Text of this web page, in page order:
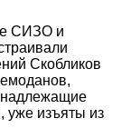
СИЗО и
Скобликов
уже изъяты из